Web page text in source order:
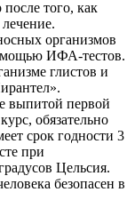
после того, как
организмов
ИФА-тестов.
глистов и
выпитой первой
обязательно
срок годности 3
при
Цельсия.
безопасен в